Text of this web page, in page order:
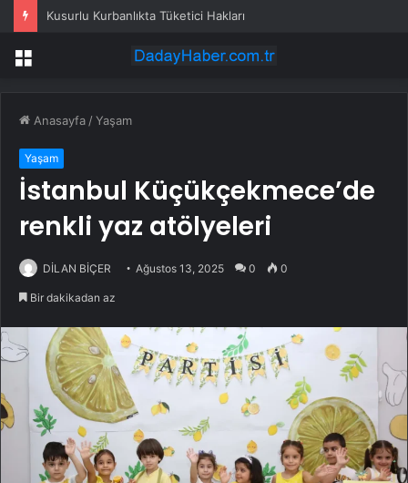
Kusurlu Kurbanlıkta Tüketici Hakları
Menü
Anasayfa /Yaşam
Yaşam
İstanbul Küçükçekmece’de
renkli yaz atölyeleri
DİLAN BİÇER Ağustos 13, 2025 0 0
Bir dakikadan az